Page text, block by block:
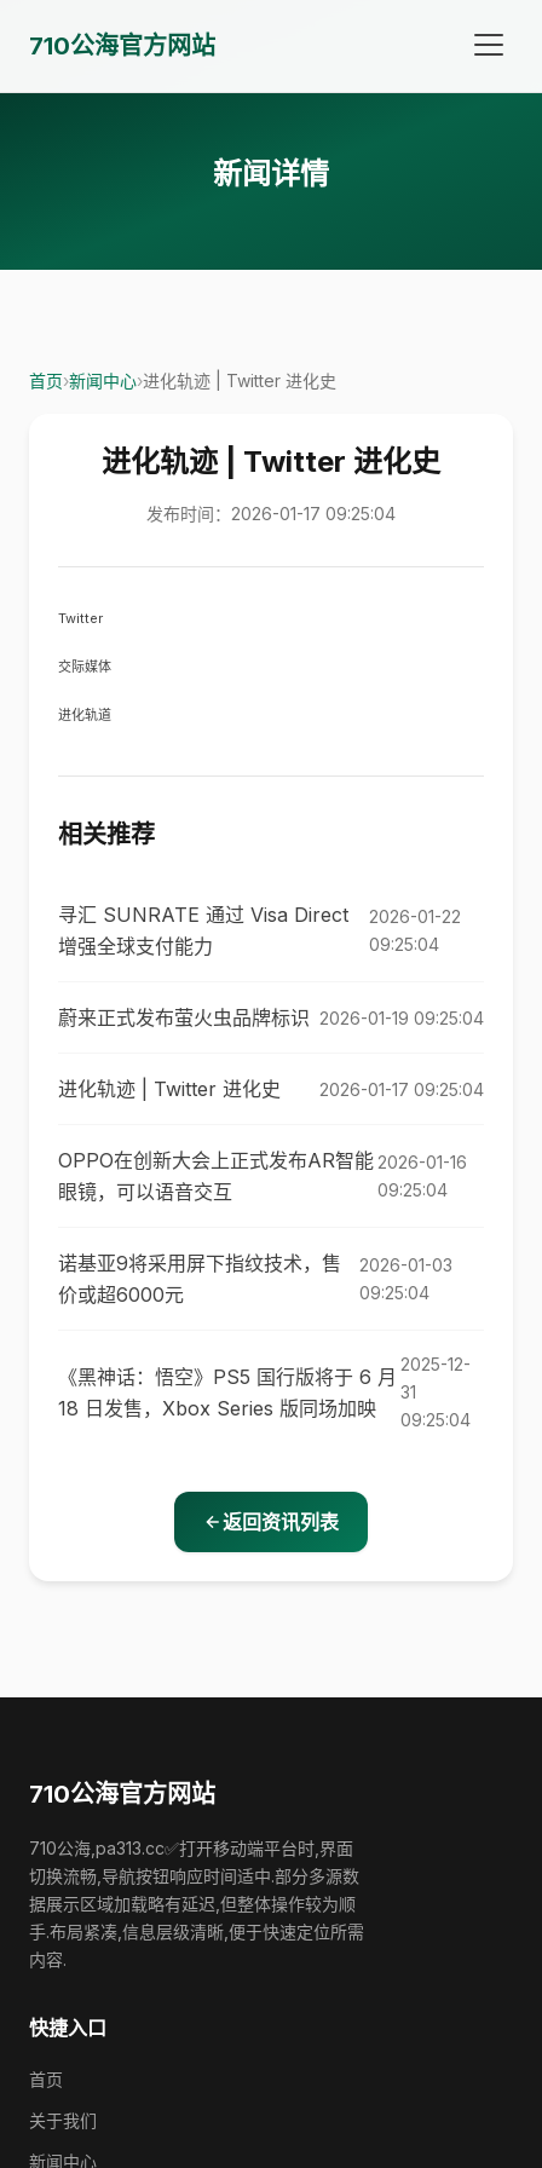
710公海官方网站
新闻详情
首页›新闻中心›进化轨迹 | Twitter 进化史
进化轨迹 | Twitter 进化史
发布时间：2026-01-17 09:25:04
Twitter
交际媒体
进化轨道
相关推荐
寻汇 SUNRATE 通过 Visa Direct
增强全球支付能力
2026-01-22
09:25:04
蔚来正式发布萤火虫品牌标识 2026-01-19 09:25:04
进化轨迹 | Twitter 进化史 2026-01-17 09:25:04
OPPO在创新大会上正式发布AR智能
眼镜，可以语音交互
2026-01-16
09:25:04
诺基亚9将采用屏下指纹技术，售
价或超6000元
2026-01-03
09:25:04
《黑神话：悟空》PS5 国行版将于 6 月
18 日发售，Xbox Series 版同场加映
2025-12-
31
09:25:04
返回资讯列表
710公海官方网站
710公海,pa313.cc✅打开移动端平台时,界面
切换流畅,导航按钮响应时间适中.部分多源数
据展示区域加载略有延迟,但整体操作较为顺
手.布局紧凑,信息层级清晰,便于快速定位所需
内容.
快捷入口
首页
关于我们
新闻中心